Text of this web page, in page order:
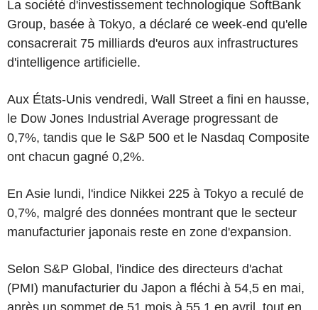
La société d'investissement technologique SoftBank
Group, basée à Tokyo, a déclaré ce week-end qu'elle
consacrerait 75 milliards d'euros aux infrastructures
d'intelligence artificielle.
Aux États-Unis vendredi, Wall Street a fini en hausse,
le Dow Jones Industrial Average progressant de
0,7%, tandis que le S&P 500 et le Nasdaq Composite
ont chacun gagné 0,2%.
En Asie lundi, l'indice Nikkei 225 à Tokyo a reculé de
0,7%, malgré des données montrant que le secteur
manufacturier japonais reste en zone d'expansion.
Selon S&P Global, l'indice des directeurs d'achat
(PMI) manufacturier du Japon a fléchi à 54,5 en mai,
après un sommet de 51 mois à 55,1 en avril, tout en